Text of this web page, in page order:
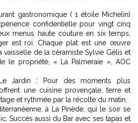
gastronomique ( 1 étoile Michelin)
confidentielle pour vingt cinq
menus haute couture en six temps,
est roi. Chaque plat est une œuvre
vaisselle de la céramiste Sylvie Gélis et
le propriété, « La Palmeraie », AOC
Jardin : Pour des moments plus
une cuisine provençale, terre et
et rythmée par la récolte du matin.
à La Pinède, qui le soir se
Succès aussi du Bar avec ses tapas et